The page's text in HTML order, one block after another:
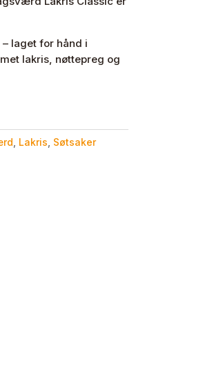
laget for hånd i
lakris, nøttepreg og
Lakris Søtsaker